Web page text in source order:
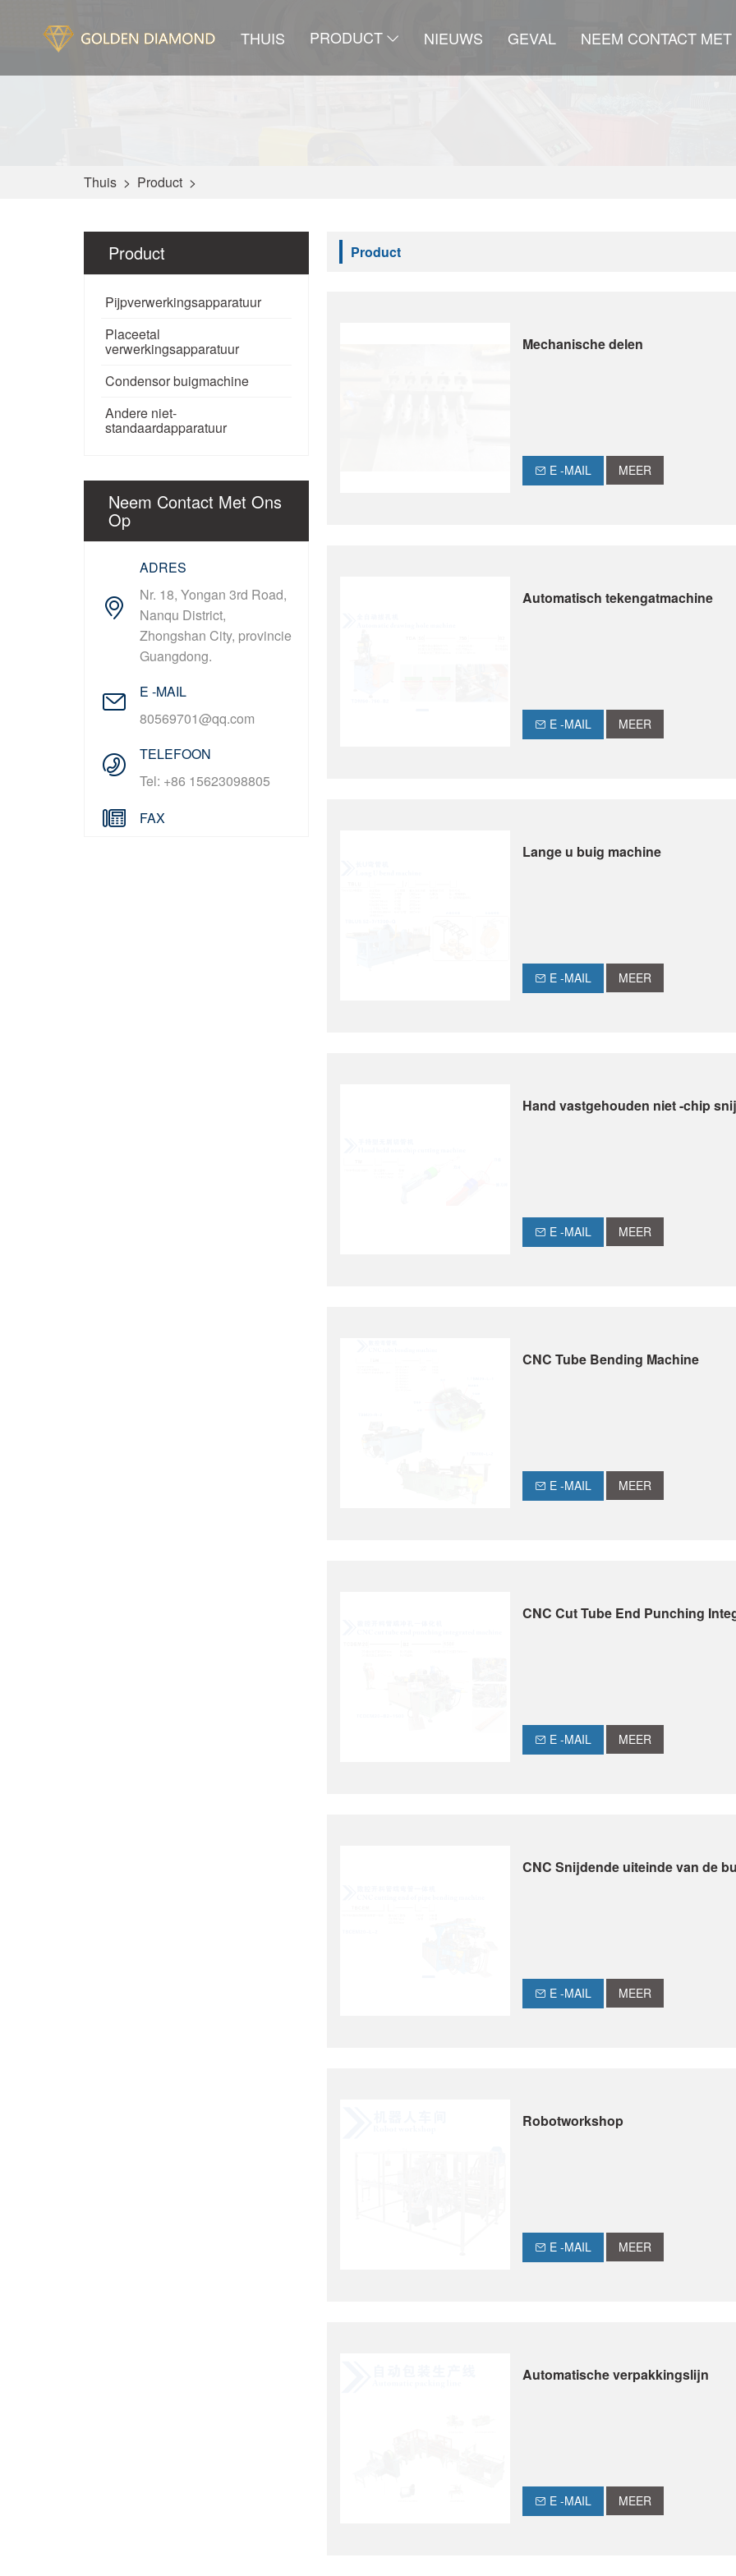
THUIS PRODUCT NIEUWS GEVAL NEEM CONTACT
Thuis > Product >
Product
Pijpverwerkingsapparatuur
Placeetal
verwerkingsapparatuur
Condensor buigmachine
Andere niet-
standaardapparatuur
Neem Contact Met Ons
Op
ADRES
Nr. 18, Yongan 3rd Road,
Nanqu District,
Zhongshan City, provincie
Guangdong.
E -MAIL
80569701@qq.com
TELEFOON
Tel: +86 15623098805
FAX
Product
Mechanische delen
E -MAIL MEER
Automatisch tekengatmachine
E -MAIL MEER
Lange u buig machine
E -MAIL MEER
Hand vastgehouden niet -chip
E -MAIL MEER
CNC Tube Bending Machine
E -MAIL MEER
CNC Cut Tube End Punching
E -MAIL MEER
CNC Snijdende uiteinde van de
E -MAIL MEER
Robotworkshop
E -MAIL MEER
Automatische verpakkingslijn
E -MAIL MEER